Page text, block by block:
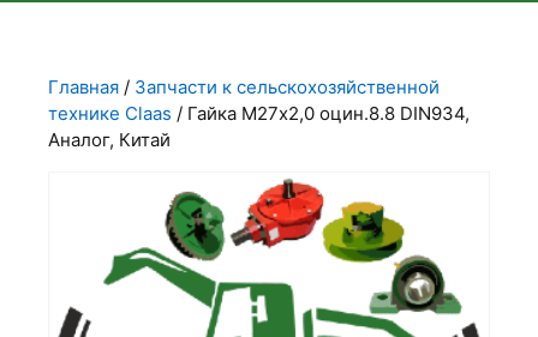
Главная / Запчасти к сельскохозяйственной
технике Claas / Гайка М27х2,0 оцин.8.8 DIN934,
Аналог, Китай